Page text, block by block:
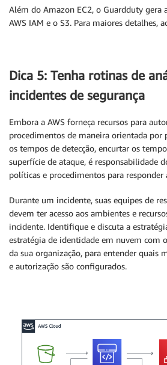
Além do Amazon EC2, o Guardduty gera
AWS IAM e o S3. Para maiores detalhes,
Dica 5: Tenha rotinas de
incidentes de segurança
Embora a AWS forneça recursos para
procedimentos de maneira orientada por
os tempos de detecção, encurtar os
superfície de ataque, é responsabilidade
políticas e procedimentos para responder
Durante um incidente, suas equipes de
devem ter acesso aos ambientes e
incidente. Identifique e discuta a
estratégia de identidade em nuvem com
da sua organização, para entender quais
e autorização são configurados.